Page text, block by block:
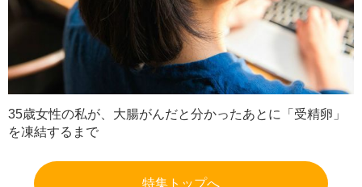
35歳女性の私が、大腸がんだと分かったあとに「受精卵」
を凍結するまで
特集トップへ